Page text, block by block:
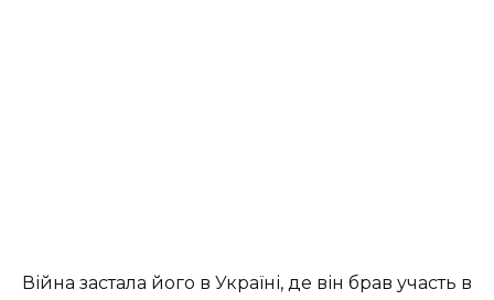
Війна застала його в Україні, де він брав участь в